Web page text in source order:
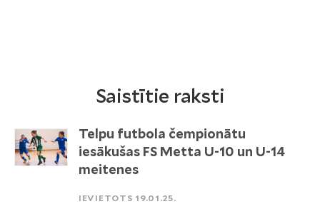
Saistītie raksti
Telpu futbola čempionātu
iesākušas FS Metta U-10 un U-14
meitenes
IEVIETOTS 19.01.25.